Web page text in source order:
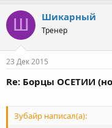
Ш Шикарный
Тренер
23 Дек 2015
Re: Борцы ОСЕТИИ
Зубайр написал(а):